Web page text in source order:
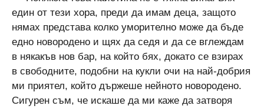
един от тези хора, преди да имам деца, защото
нямах представа колко уморително може да бъде
едно новородено и щях да седя и да се вглеждам
в някакъв нов бар, на който бях, докато се взирах
в свободните, подобни на кукли очи на най-добрия
ми приятел, който държеше нейното новородено.
Сигурен съм, че искаше да ми каже да затворя